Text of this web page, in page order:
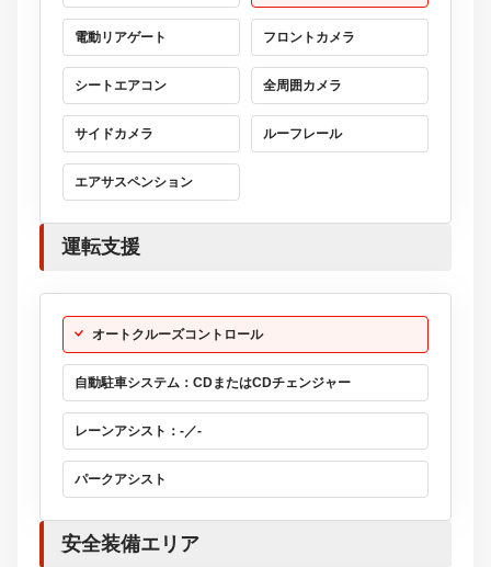
電動リアゲート フロントカメラ
シートエアコン 全周囲カメラ
サイドカメラ ルーフレール
エアサスペンション
運転支援
オートクルーズコントロール
自動駐車システム：CDまたはCDチェンジャー
レーンアシスト：-／-
パークアシスト
安全装備エリア